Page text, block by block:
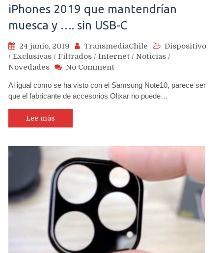
iPhones 2019 que mantendrían
muesca y …. sin USB-C
24 junio, 2019 TransmediaChile
Dispositivo
/ Exclusivas / Filtrados / Internet / Noticias /
Novedades
No Commenton
filtra
carcasas
que
mantendrían
muesca
….
USB-
Al igual como se ha visto con el Samsung Note10, parece ser
que el fabricante de accesorios Olixar no puede…
Lee más